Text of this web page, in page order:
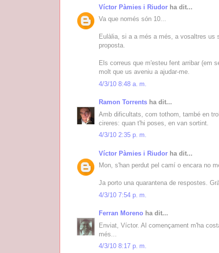
Víctor Pàmies i Riudor ha dit...
Va que només són 10...
Eulàlia, si a a més a més, a vosaltres us
proposta.
Els correus que m'esteu fent arribar (em
molt que us aveniu a ajudar-me.
4/3/10 8:48 a. m.
Ramon Torrents ha dit...
Amb dificultats, com tothom, també en
cireres: quan t'hi poses, en van sortint.
4/3/10 2:35 p. m.
Víctor Pàmies i Riudor ha dit...
Mon, s'han perdut pel camí o encara no
Ja porto una quarantena de respostes.
4/3/10 7:54 p. m.
Ferran Moreno ha dit...
Enviat, Víctor. Al començament m'ha
més...
4/3/10 8:17 p. m.